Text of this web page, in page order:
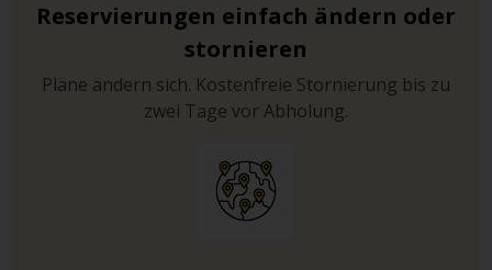
Reservierungen einfach ändern oder
stornieren
Pläne ändern sich. Kostenfreie Stornierung bis zu
zwei Tage vor Abholung.